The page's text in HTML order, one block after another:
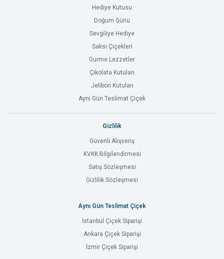
Hediye Kutusu
Doğum Günü
Sevgiliye Hediye
Saksı Çiçekleri
Gurme Lezzetler
Çikolata Kutuları
Jelibon Kutuları
Aynı Gün Teslimat Çiçek
Gizlilik
Güvenli Alışveriş
KVKK Bilgilendirmesi
Satış Sözleşmesi
Gizlilik Sözleşmesi
Aynı Gün Teslimat Çiçek
İstanbul Çiçek Siparişi
Ankara Çiçek Siparişi
İzmir Çiçek Siparişi